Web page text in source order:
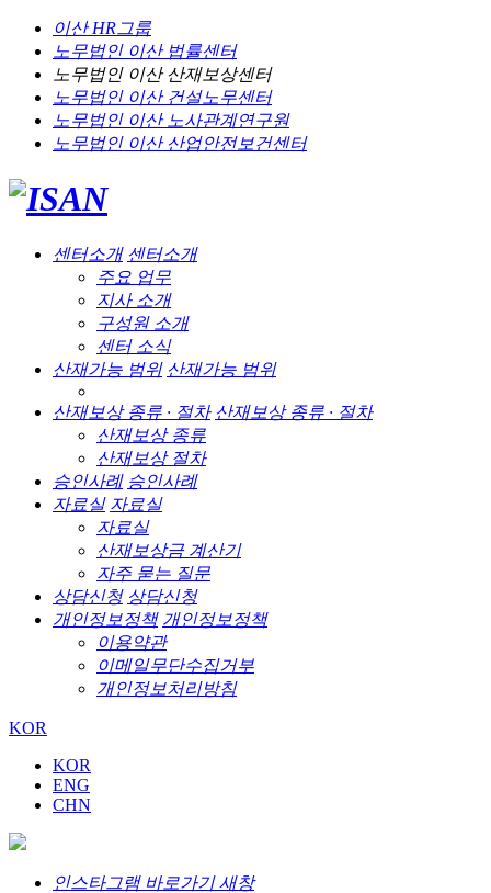
이산 HR그룹
노무법인 이산법률센터
노무법인 이산산재보상센터
노무법인 이산건설노무센터
노무법인 이산노사관계연구원
노무법인 이산산업안전보건센터
센터소개 센터소개
주요 업무
지사 소개
구성원 소개
센터 소식
산재가능 범위 산재가능 범위
산재보상 종류 · 절차 산재보상 종류 · 절차
산재보상 종류
산재보상 절차
승인사례 승인사례
자료실 자료실
자료실
산재보상금 계산기
자주 묻는 질문
상담신청 상담신청
개인정보정책 개인정보정책
이용약관
이메일무단수집거부
개인정보처리방침
KOR
KOR
ENG
CHN
인스타그램 바로가기 새창